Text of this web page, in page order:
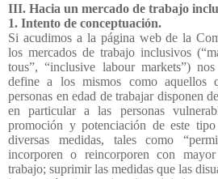
III. Hacia un mercado de trabajo
1. Intento de conceptuación.
Si acudimos a la página web de la
los mercados de trabajo inclusivos
tous”, “inclusive labour markets”)
define a los mismos como aquellos
personas en edad de trabajar disponen
en particular a las personas
promoción y potenciación de este
diversas medidas, tales como
incorporen o reincorporen con
trabajo; suprimir las medidas que las